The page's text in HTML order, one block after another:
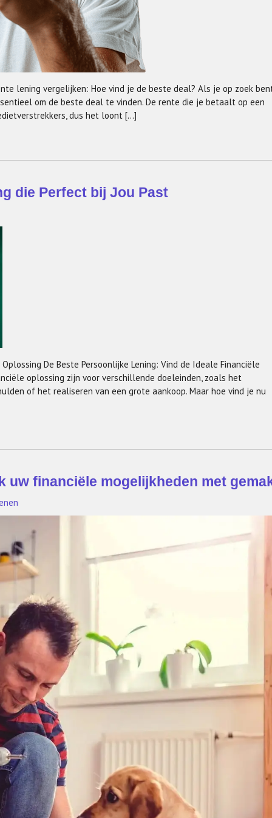
lening vergelijken: Hoe vind je de beste deal? Als je op zoek
om de beste deal te vinden. De rente die je betaalt op een
dus het loont […]
die Perfect bij Jou Past
De Beste Persoonlijke Lening: Vind de Ideale Financiële
oplossing zijn voor verschillende doeleinden, zoals het
of het realiseren van een grote aankoop. Maar hoe vind je nu
uw financiële mogelijkheden met